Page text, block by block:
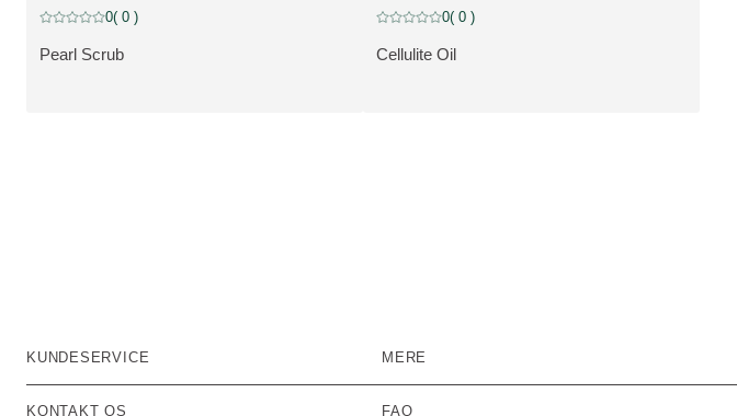
VIS PRODUKT:
Pearl Scrub
Current rating: 0 out of 5 stars rated by 0 customers
0( 0 )
VIS PRODUKT:
Cellulite Oil
Current rating: 0 out of 5 stars rated by 0 customers
0( 0 )
KUNDESERVICE
KONTAKT OS
MERE
FAQ